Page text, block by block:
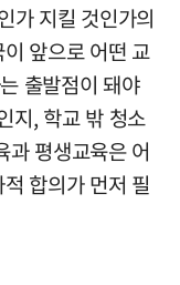
가 지킬 것인가의
앞으로 어떤 교
출발점이 돼야
지, 학교 밖 청소
과 평생교육은 어
합의가 먼저 필